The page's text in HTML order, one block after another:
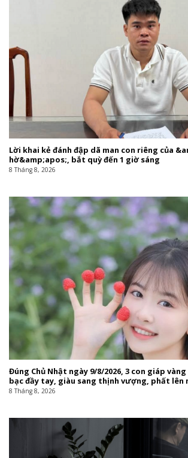
Lời khai kẻ đánh đập dã man con riêng của
hờ&amp;apos;, bắt quỳ đến 1 giờ sáng
8 Tháng 8, 2026
Đúng Chủ Nhật ngày 9/8/2026, 3 con giáp
bạc đầy tay, giàu sang thịnh vượng, phất lên
8 Tháng 8, 2026